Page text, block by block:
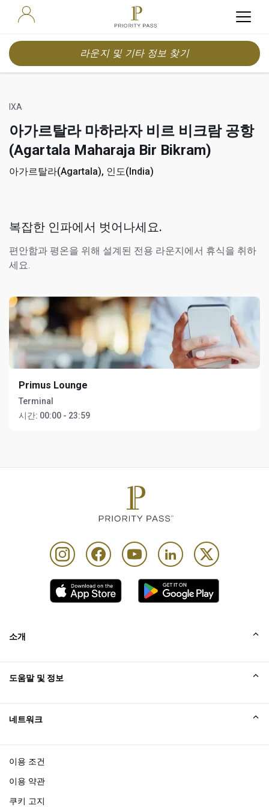
라운지 및 기타 정보 찾기
IXA
아가르탈라 마하라자 비르 비크람 공항
(Agartala Maharaja Bir Bikram)
아가르탈라(Agartala), 인도(India)
복잡한 인파에서 벗어나세요.
편안함과 평온을 위해 설계된 전용 라운지에서 휴식을 취하
세요.
Primus Lounge
Terminal
시간: 00:00 - 23:59
소개
Excellence Awards
블로그
도움말 및 정보
네트워크
이용 조건
이용 약관
쿠키 고지